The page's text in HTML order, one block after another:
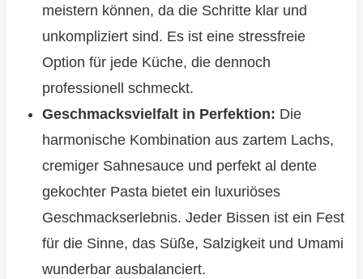
meistern können, da die Schritte klar und
unkompliziert sind. Es ist eine stressfreie
Option für jede Küche, die dennoch
professionell schmeckt.
Geschmacksvielfalt in Perfektion: Die
harmonische Kombination aus zartem Lachs,
cremiger Sahnesauce und perfekt al dente
gekochter Pasta bietet ein luxuriöses
Geschmackserlebnis. Jeder Bissen ist ein Fest
für die Sinne, das Süße, Salzigkeit und Umami
wunderbar ausbalanciert.